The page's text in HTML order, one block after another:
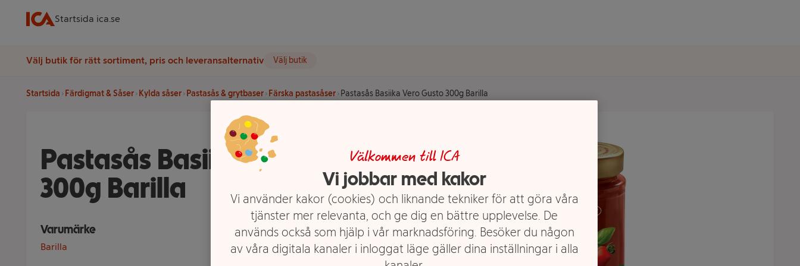
Startsida ica.se
Välj butik för rätt sortiment, pris och leveransalternativ Välj butik
Startsida Färdigmat & Såser Kylda såser Pastasås & grytbaser Färska pastasåser Pastasås Basiika Vero Gusto 300g Barilla
Pastasås Basiika Vero Gusto
300g Barilla
Varumärke
Barilla
Välkommen till ICA
Vi jobbar med kakor
Vi använder kakor (cookies) och liknande tekniker för att göra våra
tjänster mer relevanta, och ge dig en bättre upplevelse. De
används också som hjälp i vår marknadsföring. Besöker du någon
av våra digitala kanaler i inloggat läge gäller dina inställningar i alla